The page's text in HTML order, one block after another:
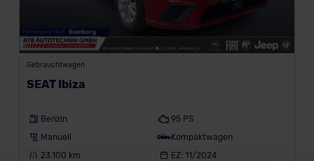
Gebrauchtwagen
SEAT Ibiza
Benzin
95 PS
Manuell
Kompaktwagen
23.100 km
EZ: 11/2024